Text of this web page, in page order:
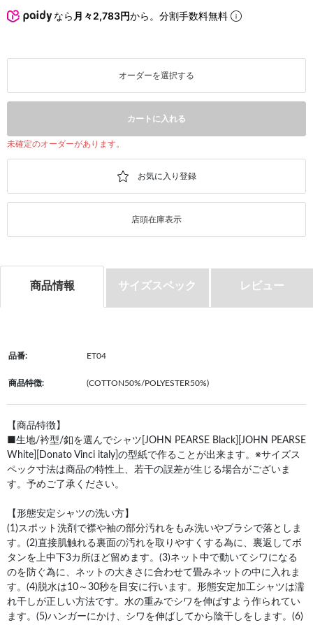
なら 月々2,783円から。分割手数料無料
オーダーを選択する
カートに入れる
未確定のオーダーがあります。
店頭在庫表示
商品情報 サイズスペック レビュー
品番: ET04
商品特徴: (COTTON50%/POLYESTER50%)
【商品特徴】
■生地/衿型/釦を選んでシャツ[JOHN PEARSE Black][JOHN PEARSE
White][Donato Vinci italy]の型紙で作ることが出来ます。※サイズス
ペック寸法は商品の特性上、若干の誤差が生じる場合がございま
す。予めご了承ください。
【形態安定シャツの洗い方】
(1)スポット洗剤で襟や袖の部分汚れをもみ洗いやブラシで落としま
す。(2)直接肌触れる裏面の汚れを取りやすくする為に、裏返してボ
タンを上中下3カ所ほど留めます。(3)ネット中で動いてシワになる
のを防ぐ為に、ネットの大きさに合わせて畳みネットの中に入れま
す。(4)脱水は10～30秒を目安に行います。形態安定加工シャツは濡
れ干しが正しい方法です。水の重みでシワを伸ばすよう作られてい
ます。(5)ハンガーにかけ、シワを伸ばしてから陰干しをします。(6)